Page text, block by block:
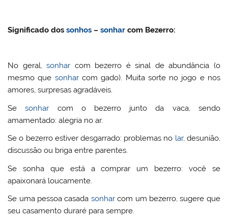
Significado dossonhos –sonhar com Bezerro:
No geral,sonhar com bezerro é sinal de abundância (o
mesmo que sonharcom gado). Muita sorte no jogo e nos
amores, surpresas agradáveis.
Sesonhar com o bezerro junto da vaca, sendo
amamentado: alegria no ar.
Se o bezerro estiver desgarrado: problemas no lar, desunião,
discussão ou briga entre parentes.
Se sonha que está a comprar um bezerro: você se
apaixonará loucamente.
Se uma pessoa casada sonharcom um bezerro, sugere que
seu casamento duraré para sempre.